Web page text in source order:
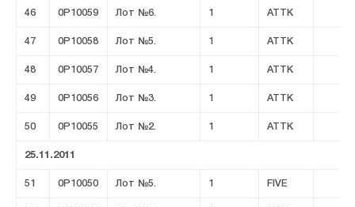
46 0P10059 Лот №6. 1 ATTK
47 0P10058 Лот №5. 1 ATTK
48 0P10057 Лот №4. 1 ATTK
49 0P10056 Лот №3. 1 ATTK
50 0P10055 Лот №2. 1 ATTK
25.11.2011
51 0P10050 Лот №5. 1 FIVE